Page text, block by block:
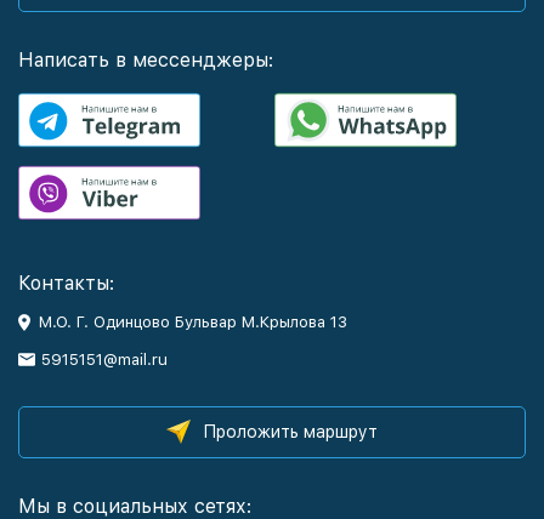
Написать в мессенджеры:
Контакты:
М.О. Г. Одинцово Бульвар М.Крылова 13
5915151@mail.ru
Проложить маршрут
Мы в социальных сетях: